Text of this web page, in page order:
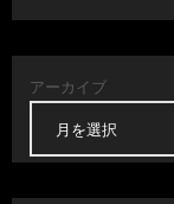
アーカイブ